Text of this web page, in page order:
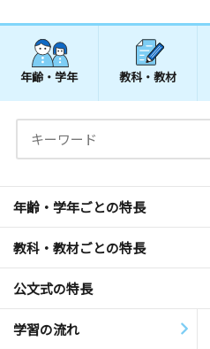
年齢・学年 教科・教材
年齢・学年ごとの特長
教科・教材ごとの特長
公文式の特長
学習の流れ